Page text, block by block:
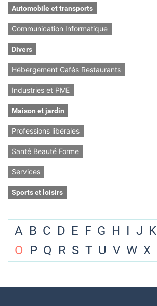
Automobile et transports
Communication Informatique
Divers
Hébergement Cafés Restaurants
Industries et PME
Maison et jardin
Professions libérales
Santé Beauté Forme
Services
Sports et loisirs
A B C D E F G H I J K
O P Q R S T U V W X